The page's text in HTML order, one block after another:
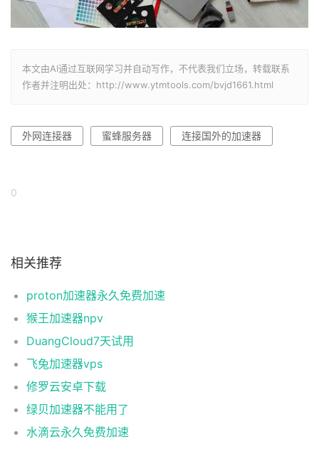
本文由AI通过互联网学习并自动写作，不代表我们立场，转载联系
作者并注明出处：http://www.ytmtools.com/bvjd1661.html
外网连接器 蜜蜂服务器 连接国外的加速器
0
相关推荐
proton加速器永久免费加速
猴王加速器npv
DuangCloud7天试用
飞兔加速器vps
修罗云安卓下载
绿贝加速器不能用了
水滴云永久免费加速